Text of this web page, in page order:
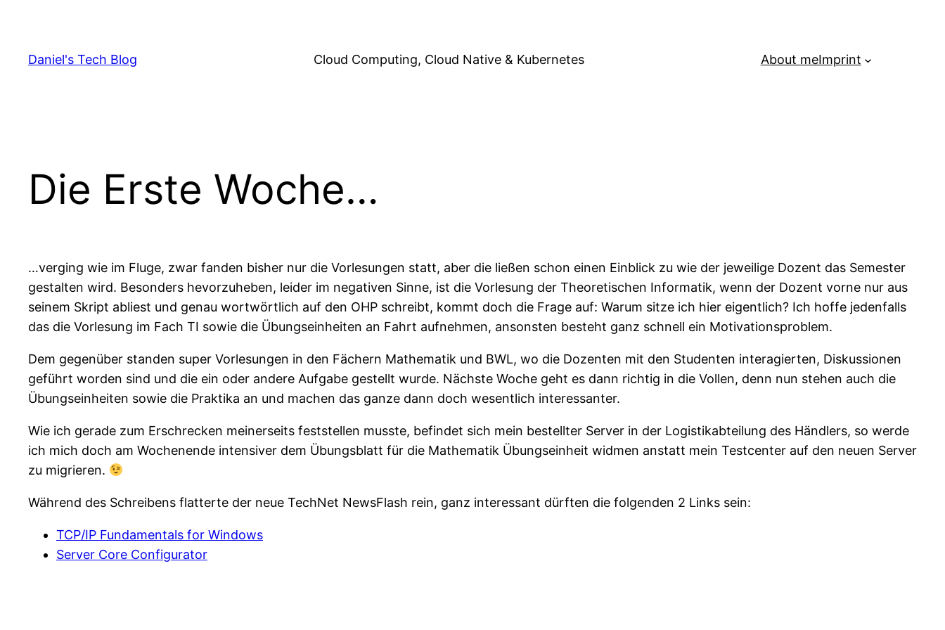
content
Daniel's Tech Blog Cloud Computing, Cloud Native & Kubernetes About meImprint
Die Erste Woche…
…verging wie im Fluge, zwar fanden bisher nur die Vorlesungen statt, aber die ließen schon einen Einblick zu wie der jeweilige Dozent das Semester
gestalten wird. Besonders hevorzuheben, leider im negativen Sinne, ist die Vorlesung der Theoretischen Informatik, wenn der Dozent vorne nur aus
seinem Skript abliest und genau wortwörtlich auf den OHP schreibt, kommt doch die Frage auf: Warum sitze ich hier eigentlich? Ich hoffe jedenfalls
das die Vorlesung im Fach TI sowie die Übungseinheiten an Fahrt aufnehmen, ansonsten besteht ganz schnell ein Motivationsproblem.
Dem gegenüber standen super Vorlesungen in den Fächern Mathematik und BWL, wo die Dozenten mit den Studenten interagierten, Diskussionen
geführt worden sind und die ein oder andere Aufgabe gestellt wurde. Nächste Woche geht es dann richtig in die Vollen, denn nun stehen auch die
Übungseinheiten sowie die Praktika an und machen das ganze dann doch wesentlich interessanter.
Wie ich gerade zum Erschrecken meinerseits feststellen musste, befindet sich mein bestellter Server in der Logistikabteilung des Händlers, so werde
ich mich doch am Wochenende intensiver dem Übungsblatt für die Mathematik Übungseinheit widmen anstatt mein Testcenter auf den neuen Server
zu migrieren.
Während des Schreibens flatterte der neue TechNet NewsFlash rein, ganz interessant dürften die folgenden 2 Links sein:
TCP/IP Fundamentals for Windows
Server Core Configurator